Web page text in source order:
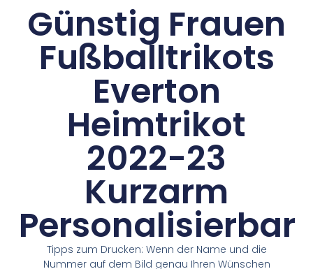
Günstig Frauen
Fußballtrikots
Everton
Heimtrikot
2022-23
Kurzarm
Personalisierbar
Tipps zum Drucken: Wenn der Name und die
Nummer auf dem Bild genau Ihren Wünschen